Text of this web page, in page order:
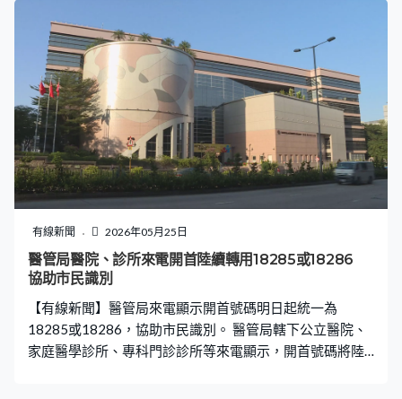
黎家盈於太空站安裝和操作。領導項目的學者希望激勵更
多年青人參與香港的航天科研。科大土木及環境工程學系
講座教授蘇慧：「我覺得它是實現香港製造、香港操作一
個完整的閉環，我覺得這是表現國家對香港科研能力的高
度肯定，也表明我們香港的科研團隊有能力來製造這種世
界領先的載荷，也有能力培養我們自己世界級的航天人
員，我覺得這會極大推動香港的航天科技發展。」 首位港
產太空人黎家盈鑽研計算機科學，在港大指導她博士論文
的教授說黎家盈為人謹慎小心，加上她的知識背景，對太
空任務會有幫助。港大工程學院計算與數據科學學院名譽
副教授鄒錦沛：「太空船其實就是很大的電腦，我們整個
培訓其實很多時要對電腦運算和操作要有深入了解，如果
道裡面很仔細的東西，但你說操作方面或有任何突發疑難
有線新聞 2026年05月25日
醫管局醫院、診所來電開首陸續轉用18285或18286
協助市民識別
【有線新聞】醫管局來電顯示開首號碼明日起統一為
18285或18286，協助市民識別。 醫管局轄下公立醫院、
家庭醫學診所、專科門診診所等來電顯示，開首號碼將陸